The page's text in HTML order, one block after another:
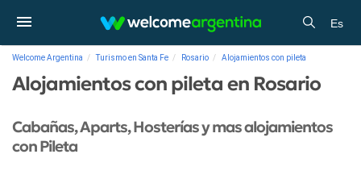
Es
Welcome Argentina Turismo en Santa Fe Rosario Alojamientos con pileta
Alojamientos con pileta en Rosario
Cabañas, Aparts, Hosterías y mas alojamientos
con Pileta